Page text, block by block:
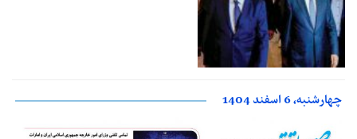
چهارشنبه، 6 اسفند 1404